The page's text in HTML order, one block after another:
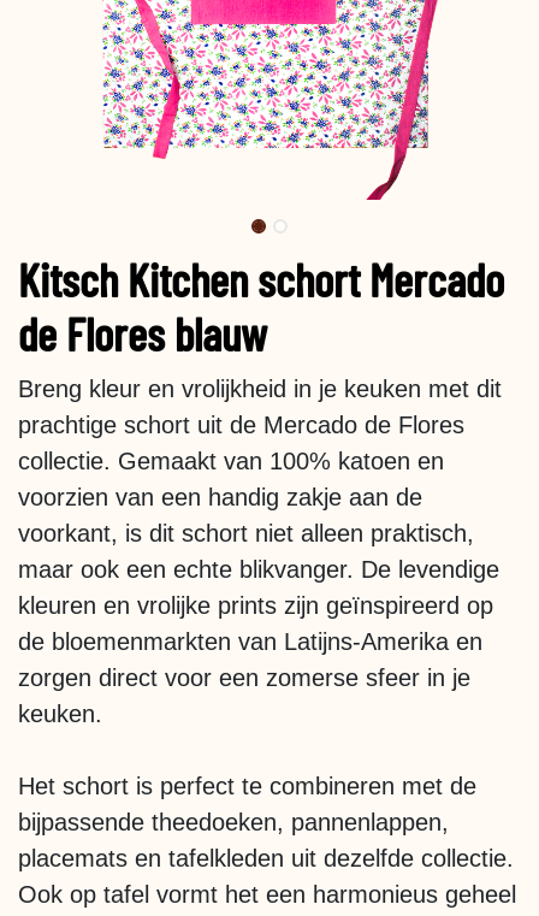
Kitsch Kitchen schort Mercado
de Flores blauw
Breng kleur en vrolijkheid in je keuken met dit
prachtige schort uit de Mercado de Flores
collectie. Gemaakt van 100% katoen en
voorzien van een handig zakje aan de
voorkant, is dit schort niet alleen praktisch,
maar ook een echte blikvanger. De levendige
kleuren en vrolijke prints zijn geïnspireerd op
de bloemenmarkten van Latijns-Amerika en
zorgen direct voor een zomerse sfeer in je
keuken.
Het schort is perfect te combineren met de
bijpassende theedoeken, pannenlappen,
placemats en tafelkleden uit dezelfde collectie.
Ook op tafel vormt het een harmonieus geheel